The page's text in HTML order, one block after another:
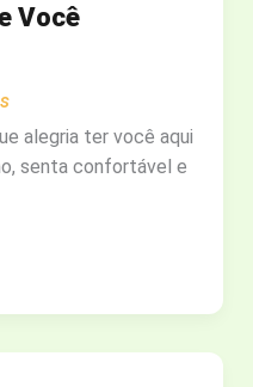
Você
alegria ter você aqui
senta confortável e